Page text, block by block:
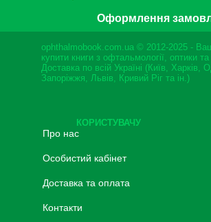
Оформлення
ophthalmobook.com.ua © 2012-2025 -
купити книги з офтальмології, оптики та
Доставка по всій Україні (Київ, Харків,
Запоріжжя, Львів, Кривий Ріг та ін.)
КОРИСТУВАЧУ
Про нас
Особистий кабінет
Доставка та оплата
Контакти